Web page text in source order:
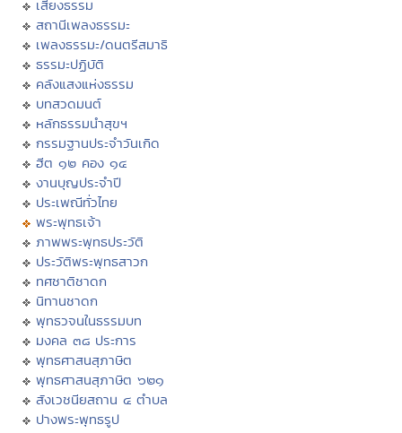
เสียงธรรม
สถานีเพลงธรรมะ
เพลงธรรมะ/ดนตรีสมาธิ
ธรรมะปฏิบัติ
คลังแสงแห่งธรรม
บทสวดมนต์
หลักธรรมนำสุขฯ
กรรมฐานประจำวันเกิด
ฮีต ๑๒ คอง ๑๔
งานบุญประจำปี
ประเพณีทั่วไทย
พระพุทธเจ้า
ภาพพระพุทธประวัติ
ประวัติพระพุทธสาวก
ทศชาติชาดก
นิทานชาดก
พุทธวจนในธรรมบท
มงคล ๓๘ ประการ
พุทธศาสนสุภาษิต
พุทธศาสนสุภาษิต ๖๒๑
สังเวชนียสถาน ๔ ตำบล
ปางพระพุทธรูป